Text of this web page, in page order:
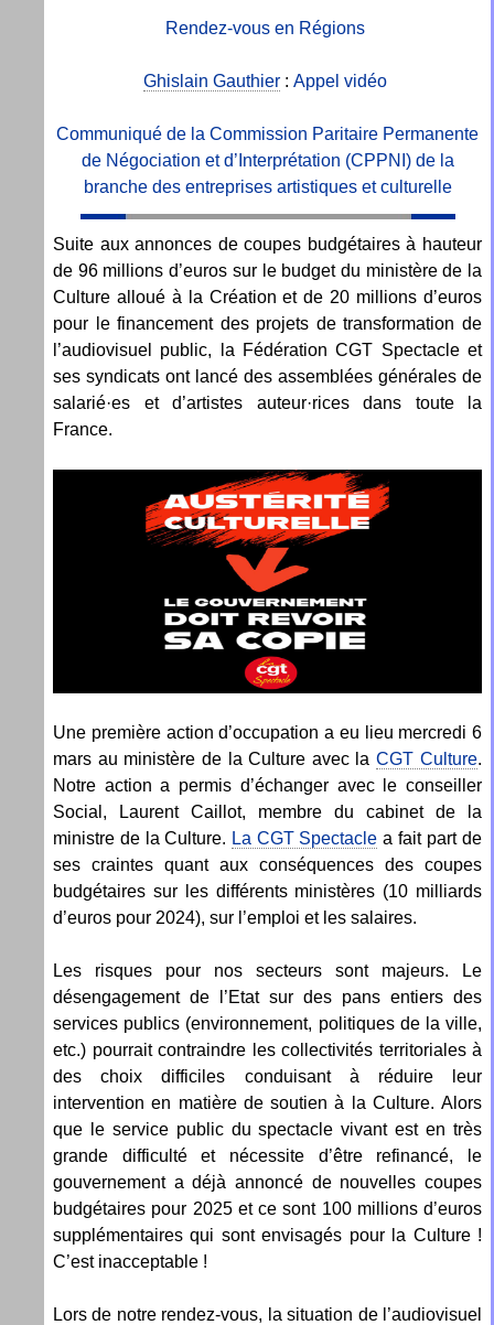
Rendez-vous en Régions
Ghislain Gauthier : Appel vidéo
Communiqué de la Commission Paritaire Permanente
de Négociation et d’Interprétation (CPPNI) de la
branche des entreprises artistiques et culturelle
Suite aux annonces de coupes budgétaires à hauteur
de 96 millions d’euros sur le budget du ministère de la
Culture alloué à la Création et de 20 millions d’euros
pour le financement des projets de transformation de
l’audiovisuel public, la Fédération CGT Spectacle et
ses syndicats ont lancé des assemblées générales de
salarié·es et d’artistes auteur·rices dans toute la
France.
Une première action d’occupation a eu lieu mercredi 6
mars au ministère de la Culture avec la CGT Culture.
Notre action a permis d’échanger avec le conseiller
Social, Laurent Caillot, membre du cabinet de la
ministre de la Culture. La CGT Spectacle a fait part de
ses craintes quant aux conséquences des coupes
budgétaires sur les différents ministères (10 milliards
d’euros pour 2024), sur l’emploi et les salaires.
Les risques pour nos secteurs sont majeurs. Le
désengagement de l’Etat sur des pans entiers des
services publics (environnement, politiques de la ville,
etc.) pourrait contraindre les collectivités territoriales à
des choix difficiles conduisant à réduire leur
intervention en matière de soutien à la Culture. Alors
que le service public du spectacle vivant est en très
grande difficulté et nécessite d’être refinancé, le
gouvernement a déjà annoncé de nouvelles coupes
budgétaires pour 2025 et ce sont 100 millions d’euros
supplémentaires qui sont envisagés pour la Culture !
C’est inacceptable !
Lors de notre rendez-vous, la situation de l’audiovisuel